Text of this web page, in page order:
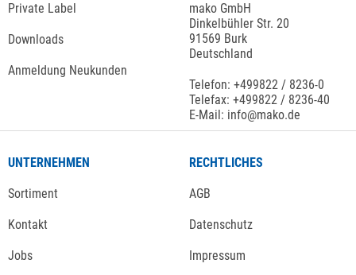
Private Label
Downloads
Anmeldung Neukunden
mako GmbH
Dinkelbühler Str. 20
91569 Burk
Deutschland
Telefon: +499822 / 8236-0
Telefax: +499822 / 8236-40
E-Mail: info@mako.de
UNTERNEHMEN
Sortiment
Kontakt
Jobs
RECHTLICHES
AGB
Datenschutz
Impressum